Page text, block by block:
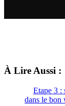
À Lire Aussi :
Etape 3 :
dans le bon